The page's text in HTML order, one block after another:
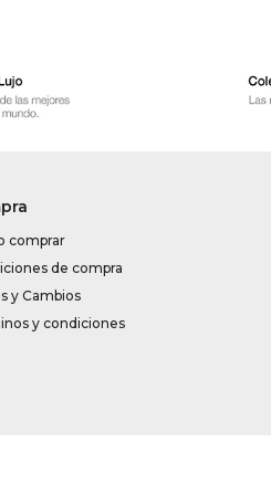
comprar
de compra
y Cambios
y condiciones